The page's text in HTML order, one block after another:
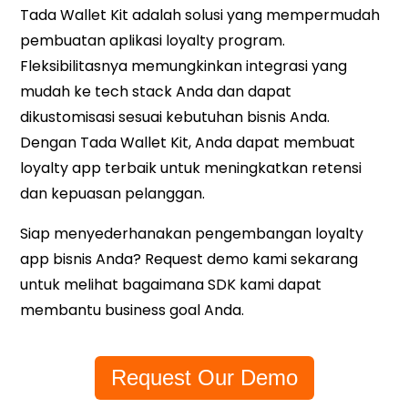
Tada Wallet Kit adalah solusi yang mempermudah
pembuatan aplikasi loyalty program.
Fleksibilitasnya memungkinkan integrasi yang
mudah ke tech stack Anda dan dapat
dikustomisasi sesuai kebutuhan bisnis Anda.
Dengan Tada Wallet Kit, Anda dapat membuat
loyalty app terbaik untuk meningkatkan retensi
dan kepuasan pelanggan.
Siap menyederhanakan pengembangan loyalty
app bisnis Anda? Request demo kami sekarang
untuk melihat bagaimana SDK kami dapat
membantu business goal Anda.
Request Our Demo